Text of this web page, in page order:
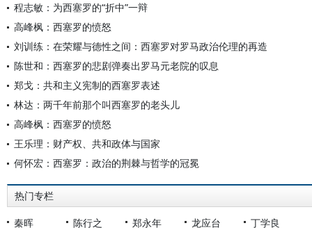
程志敏：为西塞罗的“折中”一辩
高峰枫：西塞罗的愤怒
刘训练：在荣耀与德性之间：西塞罗对罗马政治伦理的再造
陈世和：西塞罗的悲剧弹奏出罗马元老院的叹息
郑戈：共和主义宪制的西塞罗表述
林达：两千年前那个叫西塞罗的老头儿
高峰枫：西塞罗的愤怒
王乐理：财产权、共和政体与国家
何怀宏：西塞罗：政治的荆棘与哲学的冠冕
热门专栏
秦晖 陈行之 郑永年 龙应台
丁学良